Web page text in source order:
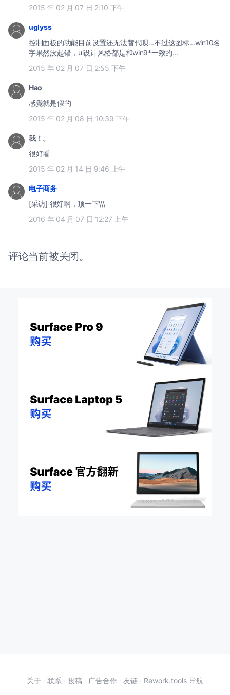
2015 年 02 月 07 日 2:10 下午
uglyss
控制面板的功能目前设置还无法替代呗...不过这图标...win10名
字果然没起错，ui设计风格都是和win9*一致的...
2015 年 02 月 07 日 2:55 下午
Hao
感覺就是假的
2015 年 02 月 08 日 10:39 下午
我！。
很好看
2015 年 02 月 14 日 9:46 上午
电子商务
[采访] 很好啊，顶一下\\\
2016 年 04 月 07 日 12:27 上午
评论当前被关闭。
关于 · 联系 · 投稿 · 广告合作 · 友链 · Rework.tools 导航